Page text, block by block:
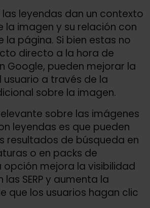
las leyendas dan un contexto
la imagen y su relación con
la página. Si bien estas no
directo a la hora de
Google, pueden mejorar la
usuario a través de la
sobre la imagen.
sobre las imágenes
leyendas es que pueden
resultados de búsqueda en
o en packs de
opción mejora la visibilidad
SERP y aumenta la
que los usuarios hagan clic